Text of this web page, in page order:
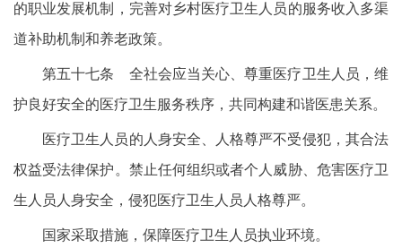
的职业发展机制，完善对乡村医疗卫生人员的服务收入多渠
道补助机制和养老政策。
第五十七条 全社会应当关心、尊重医疗卫生人员，维
护良好安全的医疗卫生服务秩序，共同构建和谐医患关系。
医疗卫生人员的人身安全、人格尊严不受侵犯，其合法
权益受法律保护。禁止任何组织或者个人威胁、危害医疗卫
生人员人身安全，侵犯医疗卫生人员人格尊严。
国家采取措施，保障医疗卫生人员执业环境。